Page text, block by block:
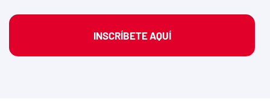
INSCRÍBETE AQUÍ